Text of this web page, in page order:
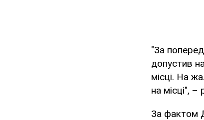
"За
допустив
місці. На
на місці", –
За фактом